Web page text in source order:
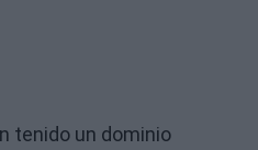
tenido un dominio